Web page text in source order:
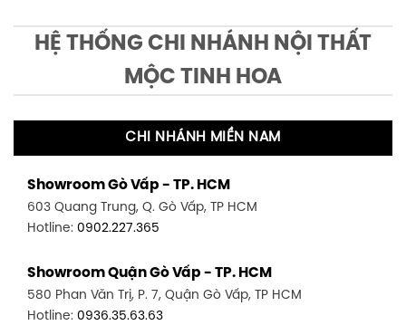
HỆ THỐNG CHI NHÁNH NỘI THẤT
MỘC TINH HOA
CHI NHÁNH MIỀN NAM
Showroom Gò Vấp - TP. HCM
603 Quang Trung, Q. Gò Vấp, TP HCM
Hotline: 0902.227.365
Showroom Quận Gò Vấp - TP. HCM
580 Phan Văn Trị, P. 7, Quận Gò Vấp, TP HCM
Hotline: 0936.35.63.63